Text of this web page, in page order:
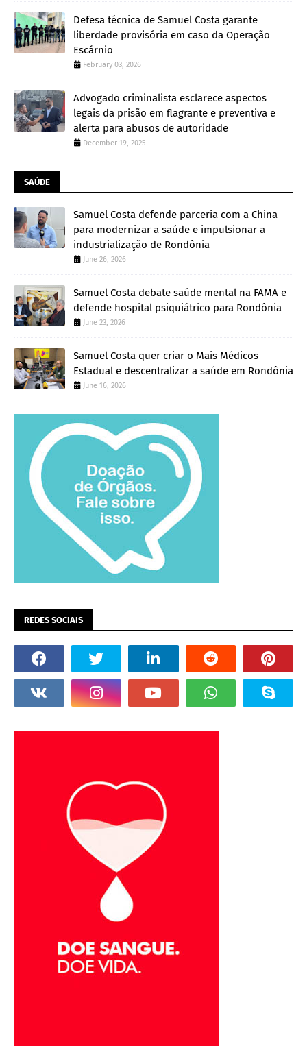
Defesa técnica de Samuel Costa garante
liberdade provisória em caso da Operação
Escárnio
February 03, 2026
Advogado criminalista esclarece aspectos
legais da prisão em flagrante e preventiva e
alerta para abusos de autoridade
December 19, 2025
SAÚDE
Samuel Costa defende parceria com a China
para modernizar a saúde e impulsionar a
industrialização de Rondônia
June 26, 2026
Samuel Costa debate saúde mental na FAMA e
defende hospital psiquiátrico para Rondônia
June 23, 2026
Samuel Costa quer criar o Mais Médicos
Estadual e descentralizar a saúde em Rondônia
June 16, 2026
REDES SOCIAIS